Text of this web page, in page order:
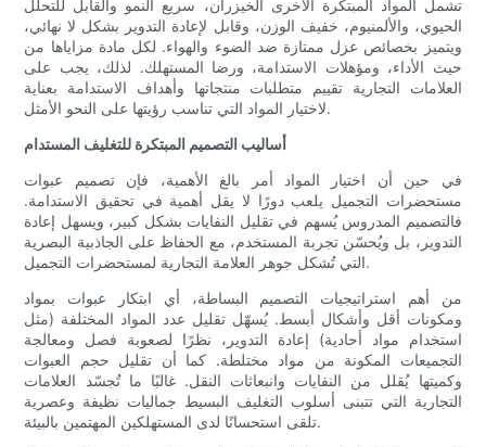
تشمل المواد المبتكرة الأخرى الخيزران، سريع النمو والقابل للتحلل
الحيوي، والألمنيوم، خفيف الوزن، وقابل لإعادة التدوير بشكل لا نهائي،
ويتميز بخصائص عزل ممتازة ضد الضوء والهواء. لكل مادة مزاياها من
حيث الأداء، ومؤهلات الاستدامة، ورضا المستهلك. لذلك، يجب على
العلامات التجارية تقييم متطلبات منتجاتها وأهداف الاستدامة بعناية
لاختيار المواد التي تناسب رؤيتها على النحو الأمثل.
أساليب التصميم المبتكرة للتغليف المستدام
في حين أن اختيار المواد أمر بالغ الأهمية، فإن تصميم عبوات
مستحضرات التجميل يلعب دورًا لا يقل أهمية في تحقيق الاستدامة.
فالتصميم المدروس يُسهم في تقليل النفايات بشكل كبير، ويسهل إعادة
التدوير، بل ويُحسّن تجربة المستخدم، مع الحفاظ على الجاذبية البصرية
التي تُشكل جوهر العلامة التجارية لمستحضرات التجميل.
من أهم استراتيجيات التصميم البساطة، أي ابتكار عبوات بمواد
ومكونات أقل وأشكال أبسط. يُسهّل تقليل عدد المواد المختلفة (مثل
استخدام مواد أحادية) إعادة التدوير، نظرًا لصعوبة فصل ومعالجة
التجميعات المكونة من مواد مختلطة. كما أن تقليل حجم العبوات
وكميتها يُقلل من النفايات وانبعاثات النقل. غالبًا ما تُجسّد العلامات
التجارية التي تتبنى أسلوب التغليف البسيط جماليات نظيفة وعصرية
تلقى استحسانًا لدى المستهلكين المهتمين بالبيئة.